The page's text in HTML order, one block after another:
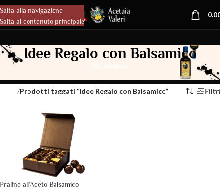
Salta alla navigazione
Salta al contenuto principale
MENU
Idee Regalo con Balsamico
/Prodotti taggati “Idee Regalo con Balsamico” Filtri
Praline all’Aceto Balsamico